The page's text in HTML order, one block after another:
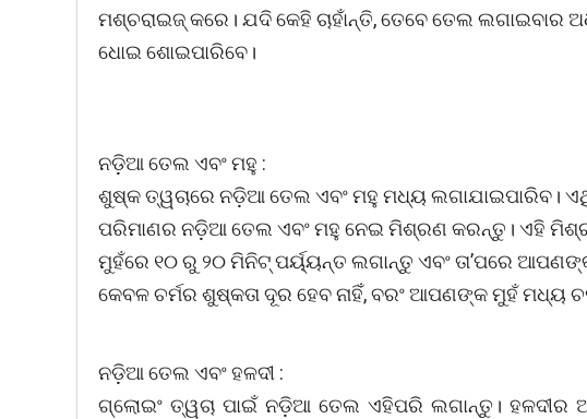
ମଶ୍ଚରାଇଜ୍ କରେ। ଯଦି କେହି ଚାହାଁନ୍ତି, ତେବେ ତେଲ ଲଗାଇବାର
ଧୋଇ ଶୋଇପାରିବେ।
ନଡ଼ିଆ ତେଲ ଏବଂ ମହୁ :
ଶୁଷ୍କ ତ୍ୱଚାରେ ନଡ଼ିଆ ତେଲ ଏବଂ ମହୁ ମଧ୍ୟ ଲଗାଯାଇପାରିବ।
ପରିମାଣର ନଡ଼ିଆ ତେଲ ଏବଂ ମହୁ ନେଇ ମିଶ୍ରଣ କରନ୍ତୁ। ଏହି
ମୁହଁରେ ୧୦ ରୁ ୨୦ ମିନିଟ୍ ପର୍ୟ୍ୟନ୍ତ ଲଗାନ୍ତୁ ଏବଂ ତା’ପରେ
କେବଳ ଚର୍ମର ଶୁଷ୍କତା ଦୂର ହେବ ନାହିଁ, ବରଂ ଆପଣଙ୍କ ମୁହଁ ମଧ୍ୟ
ନଡ଼ିଆ ତେଲ ଏବଂ ହଳଦୀ :
ଗ୍ଲୋଇଂ ତ୍ୱଚା ପାଇଁ ନଡ଼ିଆ ତେଲ ଏହିପରି ଲଗାନ୍ତୁ। ହଳଦୀର